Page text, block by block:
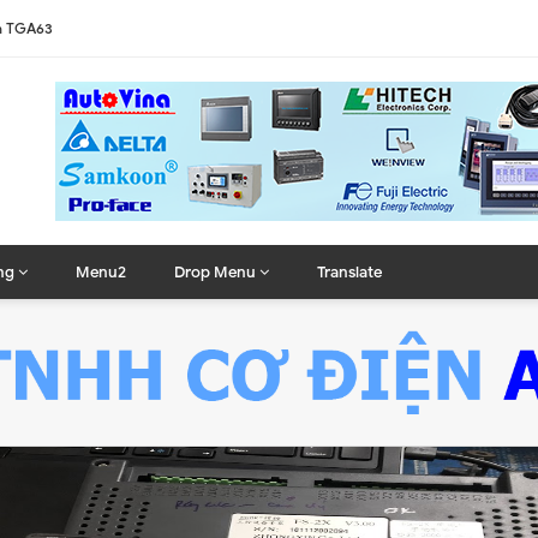
Menu2 Drop Menu Translate